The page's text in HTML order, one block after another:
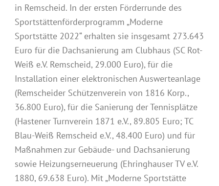
in Remscheid. In der ersten Förderrunde des
Sportstättenförderprogramm „Moderne
Sportstätte 2022“ erhalten sie insgesamt 273.643
Euro für die Dachsanierung am Clubhaus (SC Rot-
Weiß e.V. Remscheid, 29.000 Euro), für die
Installation einer elektronischen Auswerteanlage
(Remscheider Schützenverein von 1816 Korp.,
36.800 Euro), für die Sanierung der Tennisplätze
(Hastener Turnverein 1871 e.V., 89.805 Euro; TC
Blau-Weiß Remscheid e.V., 48.400 Euro) und für
Maßnahmen zur Gebäude- und Dachsanierung
sowie Heizungserneuerung (Ehringhauser TV e.V.
1880, 69.638 Euro). Mit „Moderne Sportstätte